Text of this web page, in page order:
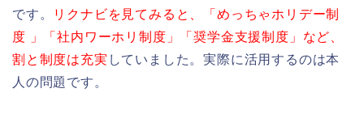
です。
リクナビを見てみると、「めっちゃホリデー制
度 」「社内ワーホリ制度」「奨学金支援制度」など、
割と制度は充実 していました。実際に活用するのは本
人の問題です。